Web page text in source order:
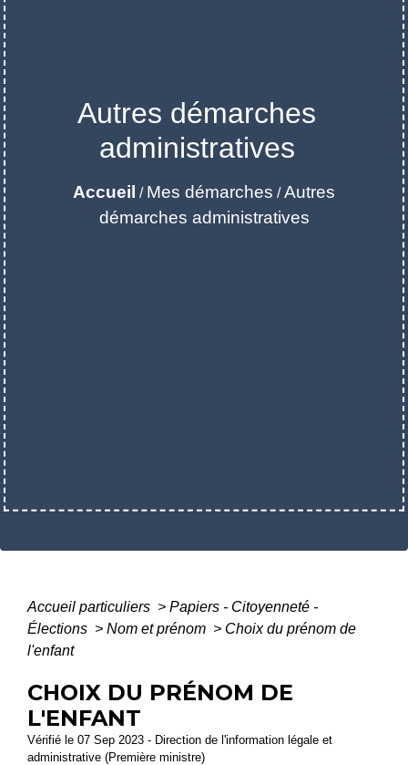
Autres démarches
administratives
Accueil / Mes démarches /Autres
démarches administratives
Accueil particuliers > Papiers - Citoyenneté -
Élections > Nom et prénom > Choix du prénom de
l'enfant
CHOIX DU PRÉNOM DE
L'ENFANT
Vérifié le 07 Sep 2023 - Direction de l'information légale et
administrative (Première ministre)